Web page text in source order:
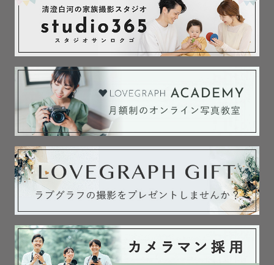
させてください♡
※頬杖・うつ伏せのポージングは対応不可です。
※ご自宅撮影での駐車場について
素敵なお写真をとるために、たくさんの物品や撮影機材を
持ってお車にて出張させていただきます。
そのため、ご自宅の駐車スペースをお借りできたらと思い
ます。
※駐車スペースのない場合、近隣のコインパーキングを利
用いたします。コインパーキングの料金はゲスト様にご負
担をお願いしております。
また場合によっては、荷物の運搬やコインパーキングから
の送迎をお願いしております。ご理解いただけましたら幸
いです。
※産前のご予約をおすすめしております。